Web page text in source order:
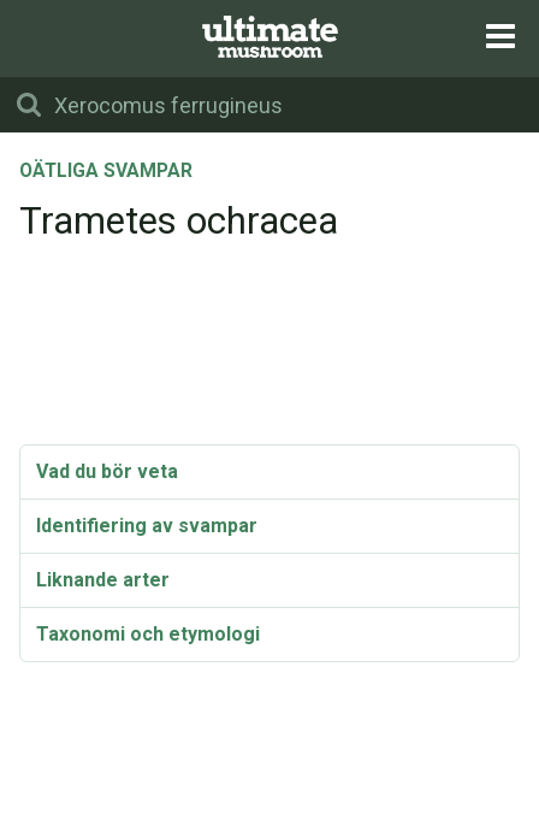
OÄTLIGA SVAMPAR
Trametes ochracea
Vad du bör veta
Identifiering av svampar
Liknande arter
Taxonomi och etymologi